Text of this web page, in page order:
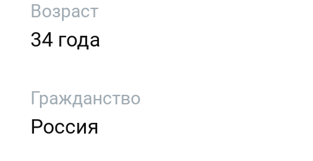
Возраст
34 года
Гражданство
Россия